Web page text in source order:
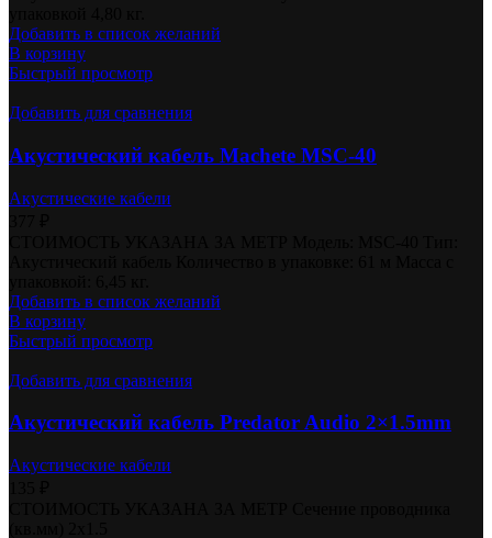
Добавить в список желаний
В корзину
Быстрый просмотр
Добавить для сравнения
Акустический кабель Machete MSC-40
Акустические кабели
Добавить в список желаний
В корзину
Быстрый просмотр
Добавить для сравнения
Акустический кабель Predator Audio 2×1.5mm
Акустические кабели